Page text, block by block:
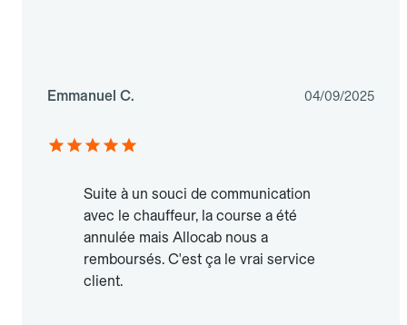
Emmanuel C. 04/09/2025
Suite à un souci de communication
avec le chauffeur, la course a été
annulée mais Allocab nous a
remboursés. C'est ça le vrai service
client.